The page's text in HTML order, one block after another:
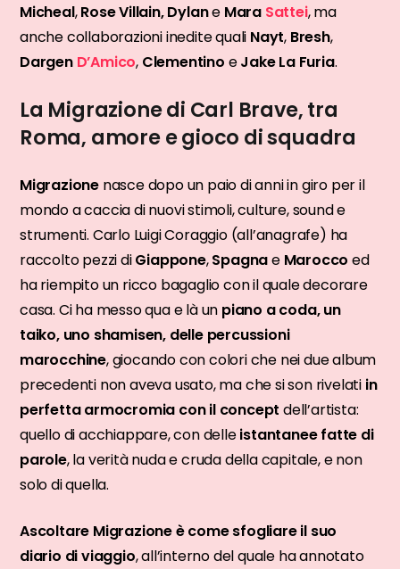
Micheal,Rose Villain, Dylane Mara Sattei, ma
anche collaborazioni inedite quali Nayt, Bresh,
Dargen D’Amico, Clementino eJake La Furia.
La Migrazione di Carl Brave, tra
Roma, amore e gioco di squadra
Migrazione nasce dopo un paio di anni in giro per il
mondo a caccia di nuovi stimoli, culture, sound e
strumenti. Carlo Luigi Coraggio (all’anagrafe) ha
raccolto pezzi diGiappone,Spagnae Maroccoed
ha riempito un ricco bagaglio con il quale decorare
casa. Ci ha messo qua e là un piano a coda, un
taiko, uno shamisen, delle percussioni
marocchine, giocando con colori che nei due album
precedenti non aveva usato, ma che si son rivelati in
perfetta armocromia con il concept dell’artista:
quello di acchiappare, con delleistantanee fatte di
parole, la verità nuda e cruda della capitale, e non
solo di quella.
Ascoltare Migrazione è come sfogliare il suo
diario di viaggio, all’interno del quale ha annotato